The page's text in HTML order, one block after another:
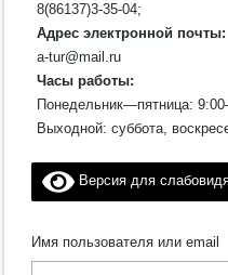
8(86137)3-35-04;
Адрес электронной почты:
a-tur@mail.ru
Часы работы:
Понедельник—пятница:
Выходной: суббота,
Версия для
Имя пользователя или email